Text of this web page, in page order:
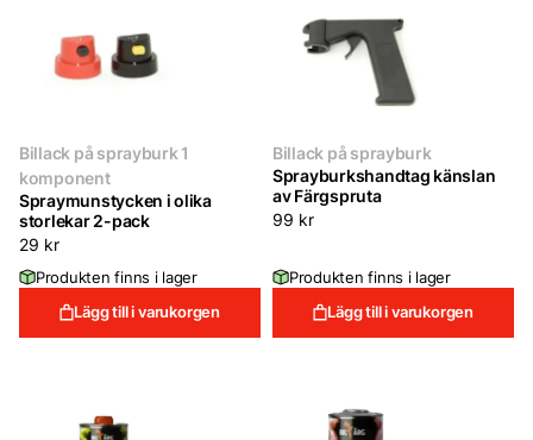
Billack på sprayburk 1
komponent
Spraymunstycken i olika
storlekar 2-pack
29 kr
Produkten finns i lager
Lägg till i varukorgen
Billack på sprayburk
Sprayburkshandtag känslan
av Färgspruta
99 kr
Produkten finns i lager
Lägg till i varukorgen